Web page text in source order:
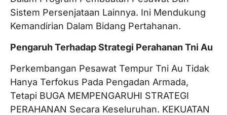
Sistem Persenjataan Lainnya. Ini Mendukung
Kemandirian Dalam Bidang Pertahanan.
Pengaruh Terhadap Strategi Perahanan Tni Au
Perkembangan Pesawat Tempur Tni Au Tidak
Hanya Terfokus Pada Pengadan Armada,
Tetapi BUGA MEMPENGARUHI STRATEGI
PERAHANAN Secara Keseluruhan. KEKUATAN